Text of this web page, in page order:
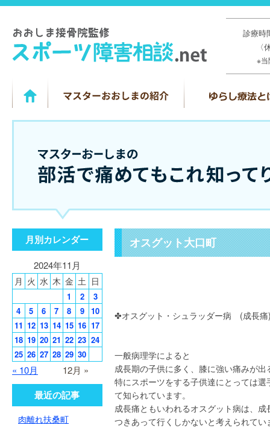
診療
※
オスグット大口町
✤オスグット・シュラッダー病 (成長
一般病理学によると
成長期の子供に多く、膝に強い痛みが
特にスポーツをする子供達にとっては
て知られています。
成長痛ともいわれるオスグット病は、
つきあって行くしかないと考えられてい
月別カレンダー
2024年11月
月 火 水 木 金 土 日
« 10月 12月 »
1 2
3
4
5 6 7 8 9
10
11 12 13 14 15 16 17
18 19 20 21 22 23 24
25 26 27 28 29 30
最近の記事
肉離れ扶桑町